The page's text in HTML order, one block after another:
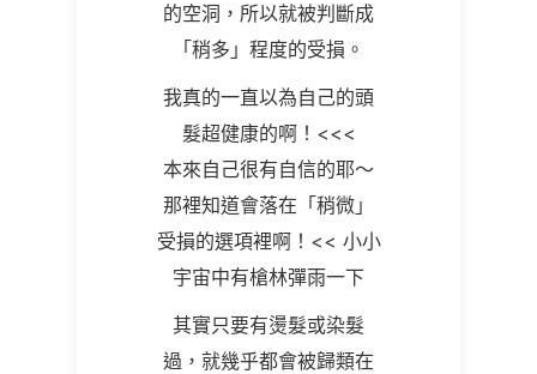
的空洞，所以就被判斷成
「稍多」程度的受損。
我真的一直以為自己的頭
髮超健康的啊！ <<<
本來自己很有自信的耶～
那裡知道會落在「稍微」
受損的選項裡啊！ << 小小
宇宙中有槍林彈雨一下
其實只要有燙髮或染髮
過，就幾乎都會被歸類在